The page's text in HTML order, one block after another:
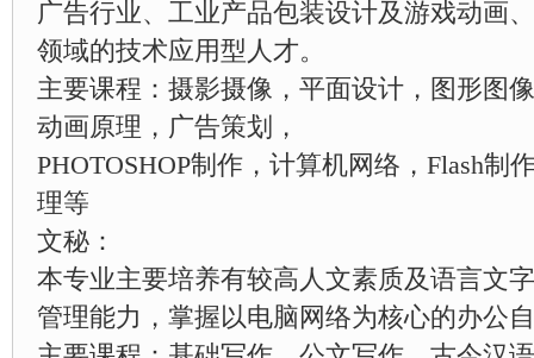
广告行业、工业产品包装设计及游戏动画
领域的技术应用型人才。
主要课程：摄影摄像，平面设计，图形图
动画原理，广告策划，
PHOTOSHOP制作，计算机网络，Flash制
理等
文秘：
本专业主要培养有较高人文素质及语言文
管理能力，掌握以电脑网络为核心的办公